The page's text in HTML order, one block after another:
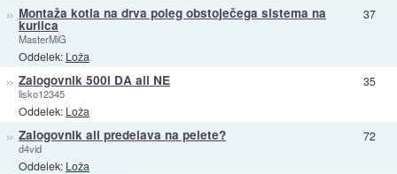
» Montaža kotla na drva poleg obstoječega sistema na
kurilca
MasterMiG
Oddelek: Loža
37
» Zalogovnik 500l DA ali NE
lisko12345
Oddelek: Loža
35
» Zalogovnik ali predelava na pelete?
d4vid
Oddelek: Loža
72